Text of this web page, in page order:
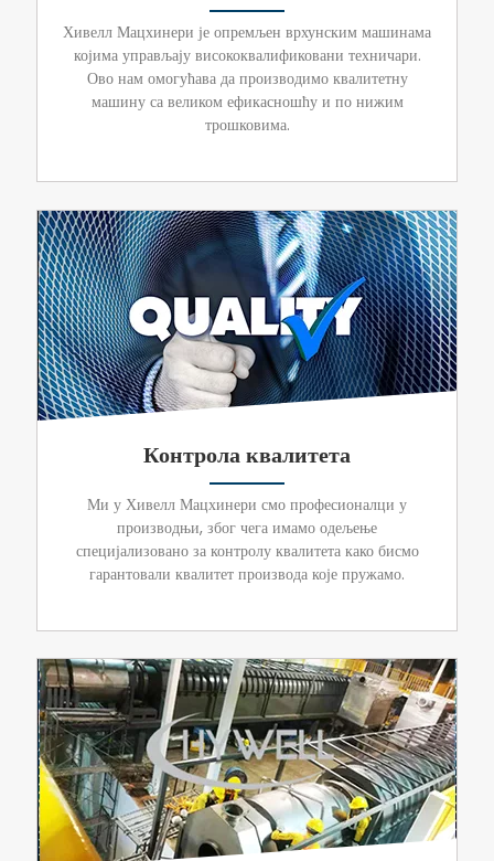
Хивелл Мацхинери је опремљен врхунским машинама
којима управљају висококвалификовани техничари.
Ово нам омогућава да производимо квалитетну
машину са великом ефикасношћу и по нижим
трошковима.
Контрола квалитета
Ми у Хивелл Мацхинери смо професионалци у
производњи, због чега имамо одељење
специјализовано за контролу квалитета како бисмо
гарантовали квалитет производа које пружамо.